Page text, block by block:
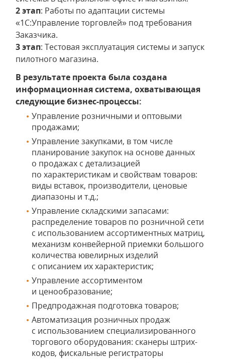
2 этап: Работы по адаптации системы
«1С:Управление торговлей» под требования
Заказчика.
3 этап: Тестовая эксплуатация системы и запуск
пилотного магазина.
В результате проекта была создана
информационная система, охватывающая
следующие бизнес-процессы:
Управление розничными и оптовыми
продажами;
Управление закупками, в том числе
планирование закупок на основе данных
о продажах с детализацией
по характеристикам и свойствам товаров:
виды вставок, производители, ценовые
диапазоны и т.д.;
Управление складскими запасами:
распределение товаров по розничной сети
с использованием ассортиментных матриц,
механизм конвейерной приемки большого
количества ювелирных изделий
с описанием их характеристик;
Управление ассортиментом
и ценообразование;
Предпродажная подготовка товаров;
Автоматизация розничных продаж
с использованием специализированного
торгового оборудования: сканеры штрих-
кодов, фискальные регистраторы